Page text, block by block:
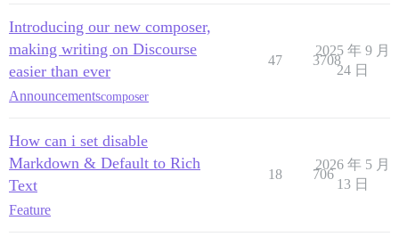
Introducing our new composer,
making writing on Discourse
easier than ever
Announcementscomposer
47 3708
2025 年 9 月
24 日
How can i set disable
Markdown & Default to Rich
Text
Feature
18 706
2026 年 5 月
13 日